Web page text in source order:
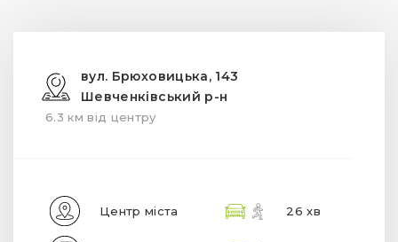
вул. Брюховицька, 143
Шевченківський р-н
6.3 км від центру
Центр міста 26 хв